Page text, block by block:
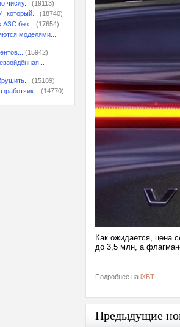
числу...
(19113)
который...
(18740)
без...
(17654)
моделями...
(15942)
(15189)
(14770)
Как ожидается, цена
до 3,5 млн, а
Подробнее на iXBT
Предыдущие